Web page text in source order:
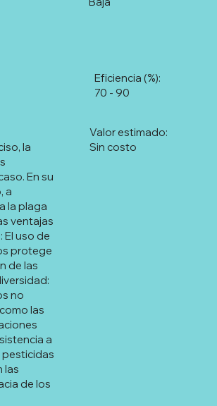
70 - 90
Eficiencia (%):
la
En su
a
la plaga
ventajas
El uso de
protege
de las
no
las
a
pesticidas
las
de los
Sin costo
Valor estimado: